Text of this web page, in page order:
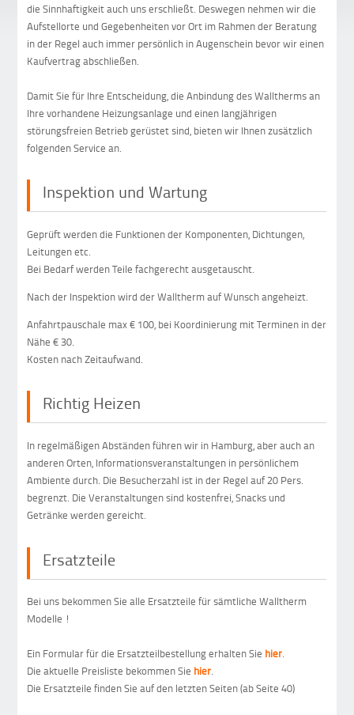
die Sinnhaftigkeit auch uns erschließt. Deswegen nehmen wir die
Aufstellorte und Gegebenheiten vor Ort im Rahmen der Beratung
in der Regel auch immer persönlich in Augenschein bevor wir einen
Kaufvertrag abschließen.
Damit Sie für Ihre Entscheidung, die Anbindung des Walltherms an
Ihre vorhandene Heizungsanlage und einen langjährigen
störungsfreien Betrieb gerüstet sind, bieten wir Ihnen zusätzlich
folgenden Service an.
Inspektion und Wartung
Geprüft werden die Funktionen der Komponenten, Dichtungen,
Leitungen etc.
Bei Bedarf werden Teile fachgerecht ausgetauscht.
Nach der Inspektion wird der Walltherm auf Wunsch angeheizt.
Anfahrtpauschale max € 100, bei Koordinierung mit Terminen in der
Nähe € 30.
Kosten nach Zeitaufwand.
Richtig Heizen
In regelmäßigen Abständen führen wir in Hamburg, aber auch an
anderen Orten, Informationsveranstaltungen in persönlichem
Ambiente durch. Die Besucherzahl ist in der Regel auf 20 Pers.
begrenzt. Die Veranstaltungen sind kostenfrei, Snacks und
Getränke werden gereicht.
Ersatzteile
Bei uns bekommen Sie alle Ersatzteile für sämtliche Walltherm
Modelle !
Ein Formular für die Ersatzteilbestellung erhalten Sie hier.
Die aktuelle Preisliste bekommen Sie hier.
Die Ersatzteile finden Sie auf den letzten Seiten (ab Seite 40)